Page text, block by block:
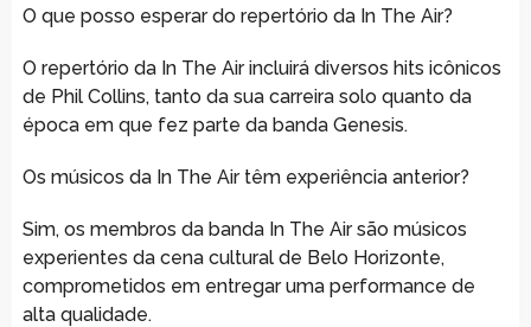
O que posso esperar do repertório da In The Air?
O repertório da In The Air incluirá diversos hits icônicos
de Phil Collins, tanto da sua carreira solo quanto da
época em que fez parte da banda Genesis.
Os músicos da In The Air têm experiência anterior?
Sim, os membros da banda In The Air são músicos
experientes da cena cultural de Belo Horizonte,
comprometidos em entregar uma performance de
alta qualidade.